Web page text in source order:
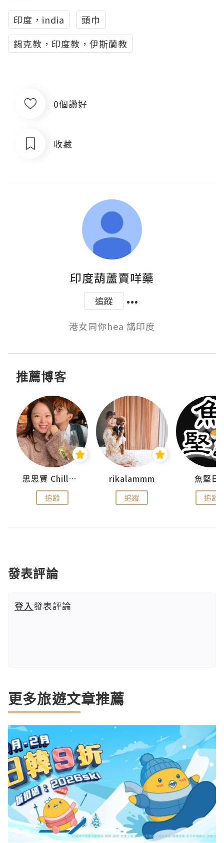
印度，india
頭巾
錫克教，印度教，伊斯蘭教
0個讚好
收藏
印度葫蘆賣咩藥
追蹤
港女同你hea 講印度
推薦博客
思思賢 ChillMyBabe
追蹤
rikalammm
追蹤
魚堅日
追蹤
發表評論
登入發表評論
更多旅遊文章推薦